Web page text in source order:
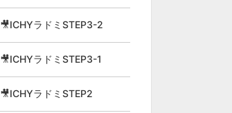
🎥ICHYラドミSTEP3-2
🎥ICHYラドミSTEP3-1
🎥ICHYラドミSTEP2